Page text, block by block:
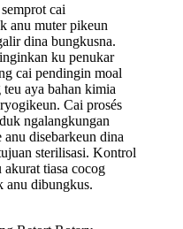
cai
anu muter pikeun
dina bungkusna.
ku penukar
cai pendingin moal
aya bahan kimia
Cai prosés
ngalangkungan
anu disebarkeun dina
sterilisasi. Kontrol
akurat tiasa cocog
anu dibungkus.